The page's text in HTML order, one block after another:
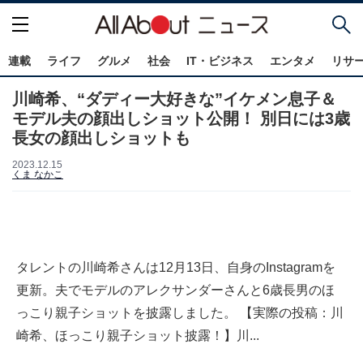
連載 ライフ グルメ 社会 IT・ビジネス エンタメ リサ
川崎希、“ダディー大好きな”イケメン息子＆
モデル夫の顔出しショット公開！ 別日には3歳
長女の顔出しショットも
2023.12.15
くま なかこ
タレントの川崎希さんは12月13日、自身のInstagramを
更新。夫でモデルのアレクサンダーさんと6歳長男のほ
っこり親子ショットを披露しました。 【実際の投稿：川
崎希、ほっこり親子ショット披露！】川...